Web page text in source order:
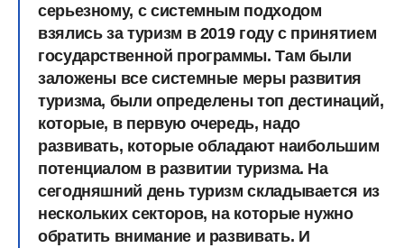
серьезному, с системным подходом
взялись за туризм в 2019 году с принятием
государственной программы. Там были
заложены все системные меры развития
туризма, были определены топ дестинаций,
которые, в первую очередь, надо
развивать, которые обладают наибольшим
потенциалом в развитии туризма. На
сегодняшний день туризм складывается из
нескольких секторов, на которые нужно
обратить внимание и развивать. И